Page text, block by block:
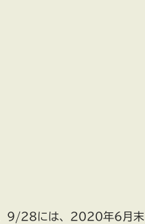
、9/28には、2020年6月末